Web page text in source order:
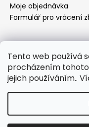
Tento web používá
procházením
jejich používáním..
Moje objednávka
Formulář pro vrácení
Přijímáme